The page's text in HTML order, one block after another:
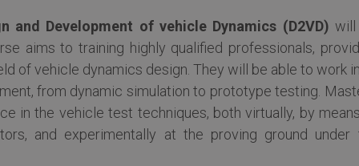
and Development of vehicle Dynamics (D2VD)
aims to training highly qualified professionals,
of vehicle dynamics design. They will be able to work
from dynamic simulation to prototype testing.
in the vehicle test techniques, both virtually, by
and experimentally at the proving ground under